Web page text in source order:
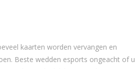
kaarten worden vervangen en
Beste wedden esports ongeacht of u